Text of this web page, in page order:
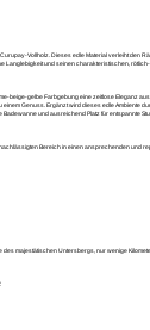
Vollholz. Dieses edle Material verleiht den
und seinen charakteristischen,
beige-gelbe Farbgebung eine zeitlose Eleganz
einem Genuss. Ergänzt wird dieses edle Ambiente
und ausreichend Platz für entspannte
Bereich in einen ansprechenden und
des majestätischen Untersbergs, nur wenige